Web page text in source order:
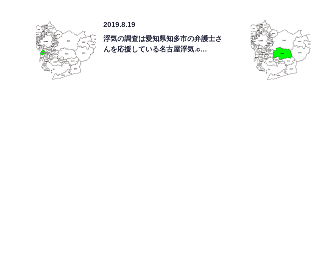
2019.8.19
浮気の調査は愛知県知多市の弁護士さ
んを応援している名古屋浮気.c…